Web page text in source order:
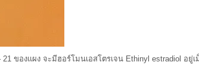
งแผง จะมีฮอร์โมนเอสโตรเจน Ethinyl estradiol อยู่เ